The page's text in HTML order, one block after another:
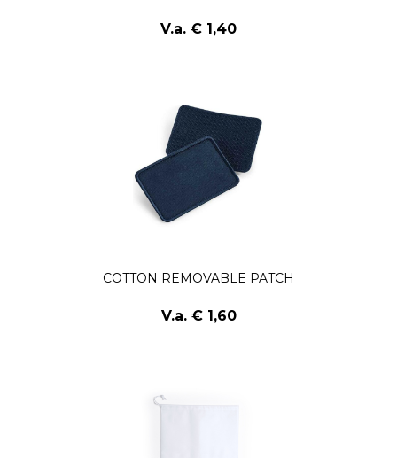
V.a. € 1,40
COTTON REMOVABLE PATCH
V.a. € 1,60